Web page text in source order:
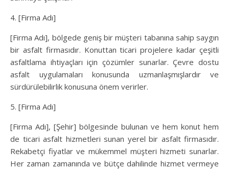
4. [Firma Adı]
[Firma Adı], bölgede geniş bir müşteri tabanına sahip saygın
bir asfalt firmasıdır. Konuttan ticari projelere kadar çeşitli
asfaltlama ihtiyaçları için çözümler sunarlar. Çevre dostu
asfalt uygulamaları konusunda uzmanlaşmışlardır ve
sürdürülebilirlik konusuna önem verirler.
5. [Firma Adı]
[Firma Adı], [Şehir] bölgesinde bulunan ve hem konut hem
de ticari asfalt hizmetleri sunan yerel bir asfalt firmasıdır.
Rekabetçi fiyatlar ve mükemmel müşteri hizmeti sunarlar.
Her zaman zamanında ve bütçe dahilinde hizmet vermeye